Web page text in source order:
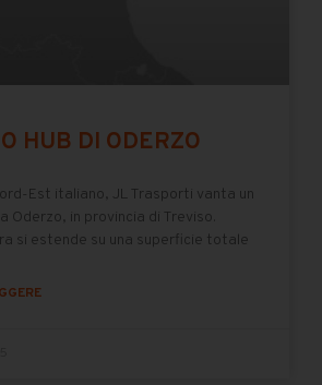
HUB DI ODERZO
Est italiano, JL Trasporti vanta un
Oderzo, in provincia di Treviso.
si estende su una superficie totale